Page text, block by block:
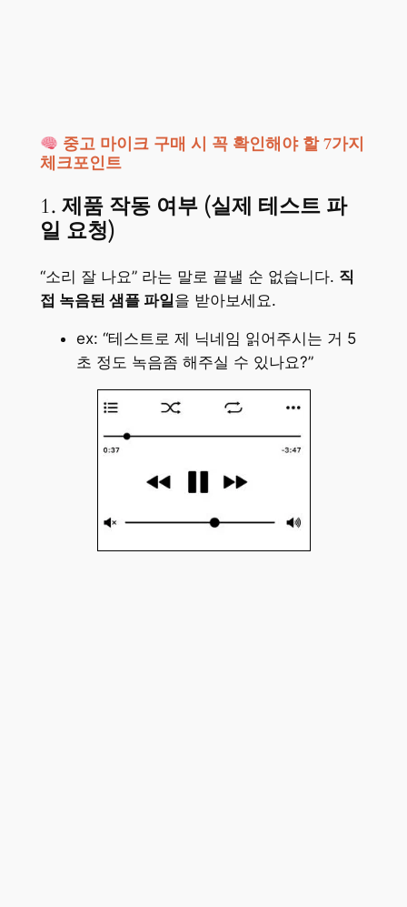
중고 마이크 구매 시 꼭 확인해야 할 7가지
체크포인트
1. 제품 작동 여부 (실제 테스트 파
일 요청)
“소리 잘 나요” 라는 말로 끝낼 순 없습니다. 직
접 녹음된 샘플 파일을 받아보세요.
ex: “테스트로 제 닉네임 읽어주시는 거 5
초 정도 녹음좀 해주실 수 있나요?”